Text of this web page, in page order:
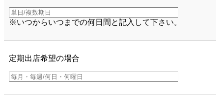
※いつからいつまでの何日間と記入して下さい。
定期出店希望の場合